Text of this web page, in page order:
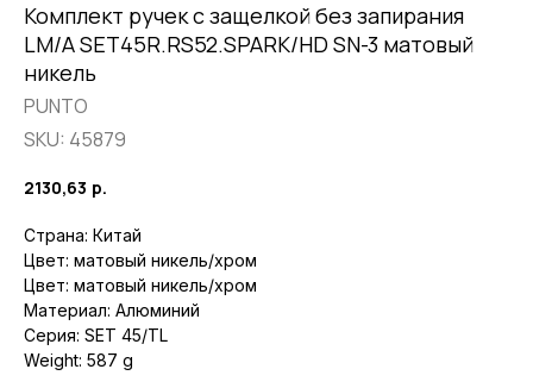
Комплект ручек с защелкой без запирания
LM/A SET45R.RS52.SPARK/HD SN-3 матовый
никель
PUNTO
SKU: 45879
2130,63 р.
Страна: Китай
Цвет: матовый никель/хром
Цвет: матовый никель/хром
Материал: Алюминий
Серия: SET 45/TL
Weight: 587 g